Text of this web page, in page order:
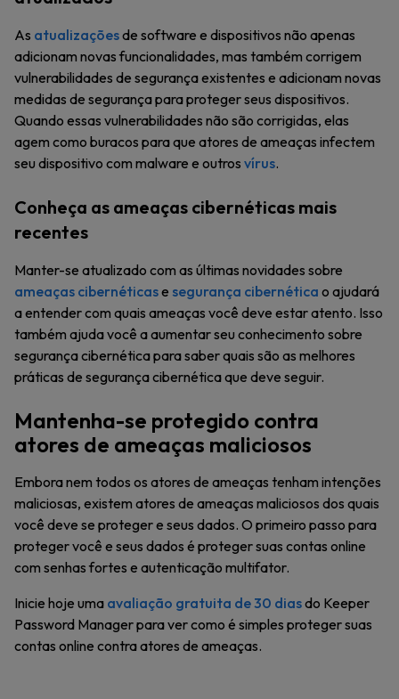
As atualizaçõesde software e dispositivos não apenas
adicionam novas funcionalidades, mas também corrigem
vulnerabilidades de segurança existentes e adicionam novas
medidas de segurança para proteger seus dispositivos.
Quando essas vulnerabilidades não são corrigidas, elas
agem como buracos para que atores de ameaças infectem
seu dispositivo com malware e outros vírus.
Conheça as ameaças cibernéticas mais
recentes
Manter-se atualizado com as últimas novidades sobre
ameaças cibernéticase segurança cibernética o ajudará
a entender com quais ameaças você deve estar atento. Isso
também ajuda você a aumentar seu conhecimento sobre
segurança cibernética para saber quais são as melhores
práticas de segurança cibernética que deve seguir.
Mantenha-se protegido contra
atores de ameaças maliciosos
Embora nem todos os atores de ameaças tenham intenções
maliciosas, existem atores de ameaças maliciosos dos quais
você deve se proteger e seus dados. O primeiro passo para
proteger você e seus dados é proteger suas contas online
com senhas fortes e autenticação multifator.
Inicie hoje uma avaliação gratuita de 30 diasdo Keeper
Password Manager para ver como é simples proteger suas
contas online contra atores de ameaças.